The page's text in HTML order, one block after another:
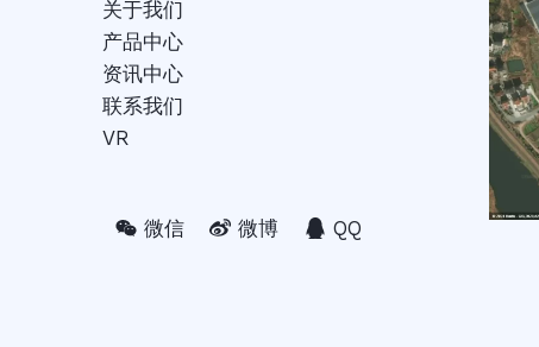
关于我们
产品中心
资讯中心
联系我们
VR
微信 微博 QQ